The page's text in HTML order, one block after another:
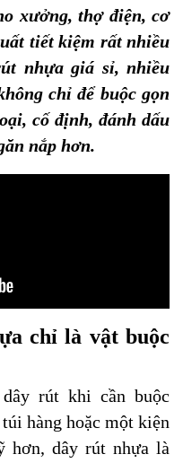
xưởng, thợ điện, cơ
tiết kiệm rất nhiều
nhựa giá sỉ, nhiều
chỉ để buộc gọn
cố định, đánh dấu
nắp hơn.
chỉ là vật buộc
rút khi cần buộc
hàng hoặc một kiện
hơn, dây rút nhựa là